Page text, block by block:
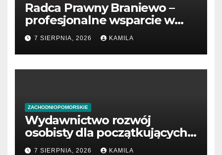
Radca Prawny Braniewo –
profesjonalne wsparcie w
sprawach prawnych
7 SIERPNIA, 2026 KAMILA
ZACHODNIOPOMORSKIE
Wydawnictwo rozwój
osobisty dla początkujących
przedsiębiorców
7 SIERPNIA, 2026 KAMILA